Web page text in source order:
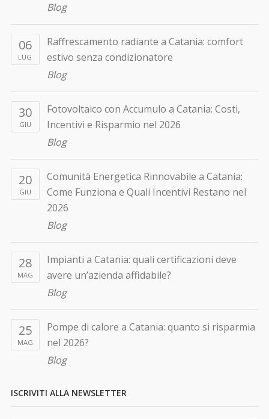
Blog
06
LUG
Raffrescamento radiante a Catania: comfort
estivo senza condizionatore
Blog
30
GIU
Fotovoltaico con Accumulo a Catania: Costi,
Incentivi e Risparmio nel 2026
Blog
20
GIU
Comunità Energetica Rinnovabile a Catania:
Come Funziona e Quali Incentivi Restano nel
2026
Blog
28
MAG
Impianti a Catania: quali certificazioni deve
avere un’azienda affidabile?
Blog
25
MAG
Pompe di calore a Catania: quanto si risparmia
nel 2026?
Blog
ISCRIVITI ALLA NEWSLETTER